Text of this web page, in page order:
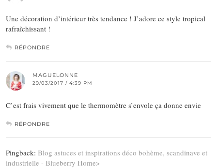
Une décoration d’intérieur très tendance ! J’adore ce style tropical
rafraîchissant !
RÉPONDRE
MAGUELONNE
29/03/2017 / 4:39 PM
C’est frais vivement que le thermomètre s’envole ça donne envie
RÉPONDRE
Pingback: Blog astuces et inspirations déco bohème, scandinave et
industrielle - Blueberry Home>